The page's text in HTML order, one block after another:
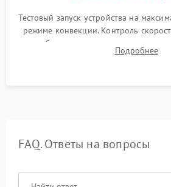
Тестовый запуск устройства на
режиме конвекции. Контроль
срабатывания термостата при
температуры и тест наПодробнее
FAQ. Ответы на вопросы